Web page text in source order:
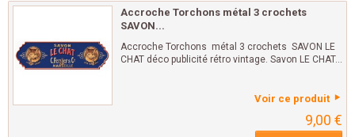
Accroche Torchons métal 3 crochets
SAVON...
Accroche Torchons métal 3 crochets SAVON LE
CHAT déco publicité rétro vintage. Savon LE CHAT...
Voir ce produit
9,00 €